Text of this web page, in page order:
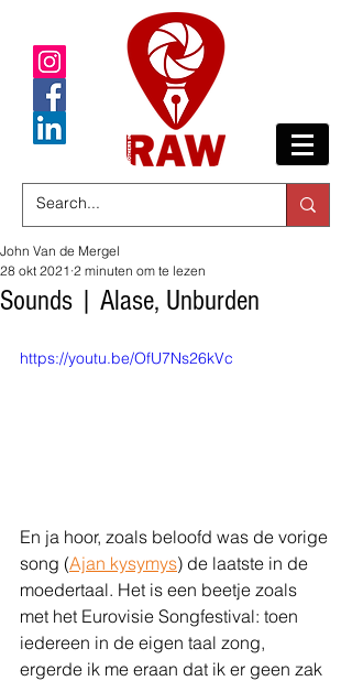
Sounds | Alase, Unburden
John Van de Mergel
28 okt 2021 2 minuten om te lezen
https://youtu.be/OfU7Ns26kVc
En ja hoor, zoals beloofd was de vorige
song (Ajan kysymys) de laatste in de
moedertaal. Het is een beetje zoals
met het Eurovisie Songfestival: toen
iedereen in de eigen taal zong,
ergerde ik me eraan dat ik er geen zak